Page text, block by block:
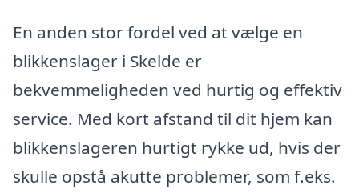
En anden stor fordel ved at vælge en
blikkenslager i Skelde er
bekvemmeligheden ved hurtig og effektiv
service. Med kort afstand til dit hjem kan
blikkenslageren hurtigt rykke ud, hvis der
skulle opstå akutte problemer, som f.eks.